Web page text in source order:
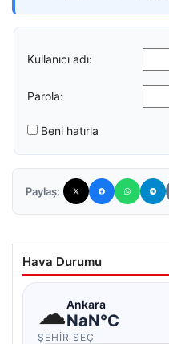
Kullanıcı adı:
Parola:
Beni hatırla
Paylaş:
Hava Durumu
☁Ankara
NaN°C
ŞEHIR SEÇ